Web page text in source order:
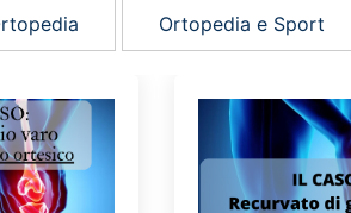
Ortopedia e Sport